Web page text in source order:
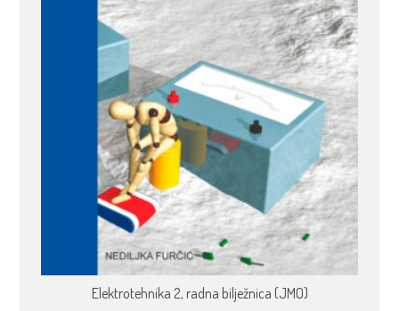
Elektrotehnika 2, radna bilježnica (JMO)